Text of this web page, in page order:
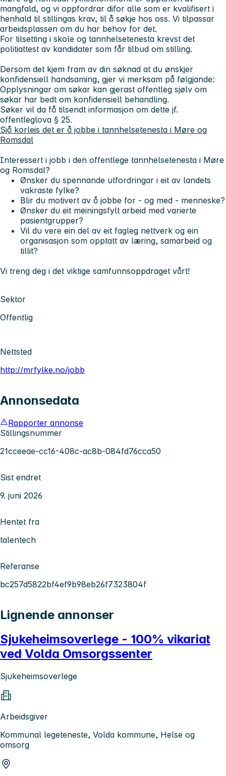
mangfald, og vi oppfordrar difor alle som er kvalifisert i
henhald til stillingas krav, til å søkje hos oss. Vi tilpassar
arbeidsplassen om du har behov for det.
For tilsetting i skole og tannhelsetenesta krevst det
politiattest av kandidater som får tilbud om stilling.
Dersom det kjem fram av din søknad at du ønskjer
konfidensiell handsaming, gjer vi merksam på følgjande:
Opplysningar om søkar kan gjerast offentleg sjølv om
søkar har bedt om konfidensiell behandling.
Søker vil da få tilsendt informasjon om dette jf.
offentleglova § 25.
Sjå korleis det er å jobbe i tannhelsetenesta i Møre og
Romsdal
Interessert i jobb i den offentlege tannhelsetenesta i Møre
og Romsdal?
Ønsker du spennande utfordringar i eit av landets
vakraste fylke?
Blir du motivert av å jobbe for - og med - menneske?
Ønsker du eit meiningsfylt arbeid med varierte
pasientgrupper?
Vil du vere ein del av eit fagleg nettverk og ein
organisasjon som opptatt av læring, samarbeid og
tillit?
Vi treng deg i det viktige samfunnsoppdraget vårt!
Sektor
Offentlig
Nettsted
http://mrfylke.no/jobb
Annonsedata
Rapporter annonse
Stillingsnummer
21cceeae-cc16-408c-ac8b-084fd76cca50
Sist endret
9. juni 2026
Hentet fra
talentech
Referanse
bc257d5822bf4ef9b98eb26f7323804f
Lignende annonser
Sjukeheimsoverlege - 100% vikariat
ved Volda Omsorgssenter
Sjukeheimsoverlege
Arbeidsgiver
Kommunal legeteneste, Volda kommune, Helse og
omsorg